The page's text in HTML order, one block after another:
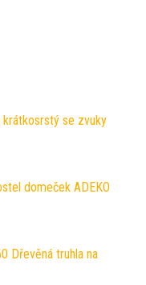
se zvuky
domeček ADEKO
Dřevěná truhla na